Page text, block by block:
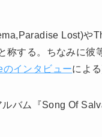
Lost)や
称する。ちなみに彼
インタビューによる
バム『Song Of